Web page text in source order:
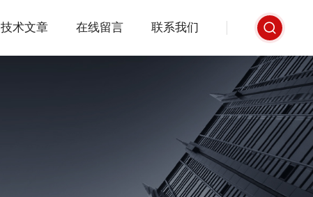
技术文章 在线留言 联系我们